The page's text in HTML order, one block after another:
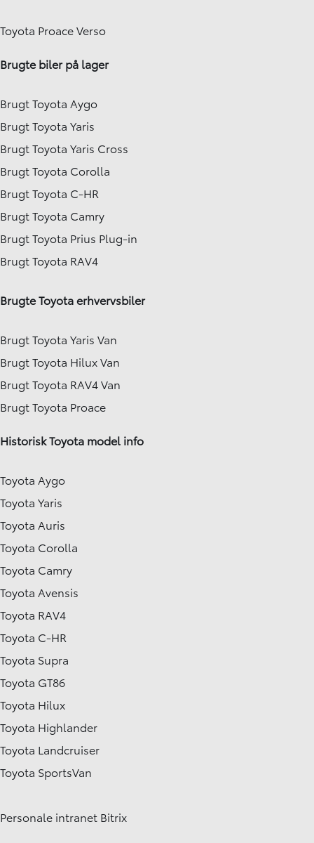
Toyota Proace Verso
Brugte biler på lager
Brugt Toyota Aygo
Brugt Toyota Yaris
Brugt Toyota Yaris Cross
Brugt Toyota Corolla
Brugt Toyota C-HR
Brugt Toyota Camry
Brugt Toyota Prius Plug-in
Brugt Toyota RAV4
Brugte Toyota erhvervsbiler
Brugt Toyota Yaris Van
Brugt Toyota Hilux Van
Brugt Toyota RAV4 Van
Brugt Toyota Proace
Historisk Toyota model info
Toyota Aygo
Toyota Yaris
Toyota Auris
Toyota Corolla
Toyota Camry
Toyota Avensis
Toyota RAV4
Toyota C-HR
Toyota Supra
Toyota GT86
Toyota Hilux
Toyota Highlander
Toyota Landcruiser
Toyota SportsVan
Personale intranet Bitrix